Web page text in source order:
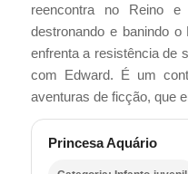
reencontra no Reino
destronando e banindo
enfrenta a resistência de
com Edward. É um
aventuras de ficção, que
Princesa Aquário